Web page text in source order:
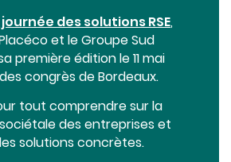
des solutions RSE,
et le Groupe Sud
première édition le 11 mai
congrès de Bordeaux.
tout comprendre sur la
des entreprises et
solutions concrètes.